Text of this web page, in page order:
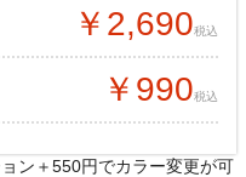
￥2,690税込
￥990税込
ン＋550円でカラー変更が可